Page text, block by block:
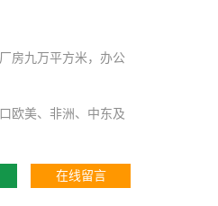
房九万平方米，办公
欧美、非洲、中东及
在线留言